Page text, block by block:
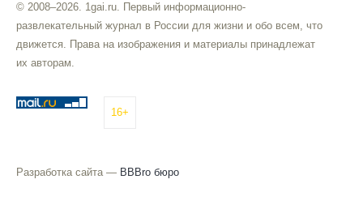
© 2008–2026. 1gai.ru. Первый информационно-
развлекательный журнал в России для жизни и обо всем, что
движется. Права на изображения и материалы принадлежат
их авторам.
16+
Разработка сайта — BBBro бюро